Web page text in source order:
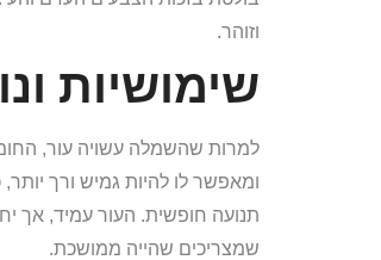
וזוהר.
שימושיות
למרות שהשמלה עשויה עור,
ומאפשר לו להיות גמיש ורך
תנועה חופשית. העור עמיד, אך
שמצריכים שהייה ממושכת.